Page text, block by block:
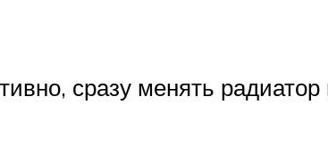
сразу менять